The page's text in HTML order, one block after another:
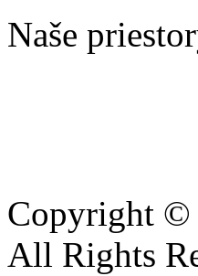
Naše
Copyright ©
All Rights